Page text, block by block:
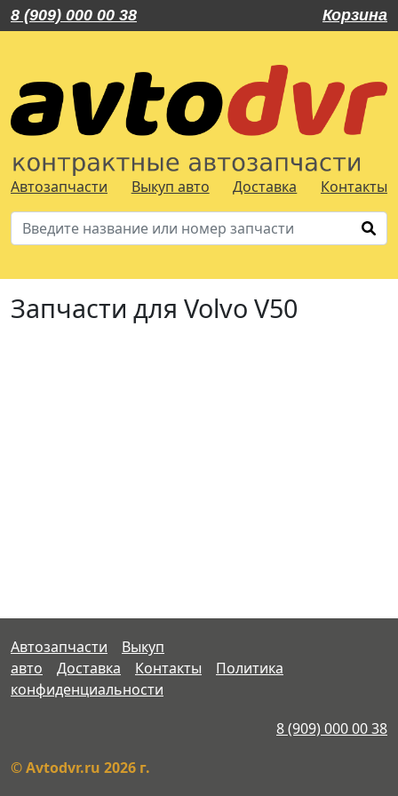
8 (909) 000 00 38 Корзина
Автозапчасти Выкуп авто Доставка Контакты
Запчасти для Volvo V50
Автозапчасти
Выкуп
авто
Доставка Контакты
Политика
конфиденциальности
8 (909) 000 00 38
© Avtodvr.ru 2026 г.